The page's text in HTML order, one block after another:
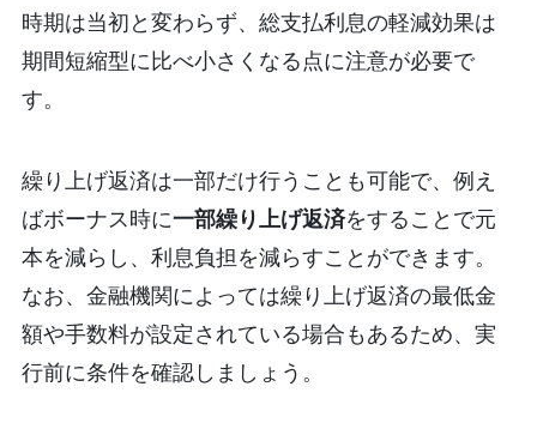
時期は当初と変わらず、総支払利息の軽減効果は
期間短縮型に比べ小さくなる点に注意が必要で
す。
繰り上げ返済は一部だけ行うことも可能で、例え
ばボーナス時に一部繰り上げ返済をすることで元
本を減らし、利息負担を減らすことができます。
なお、金融機関によっては繰り上げ返済の最低金
額や手数料が設定されている場合もあるため、実
行前に条件を確認しましょう。